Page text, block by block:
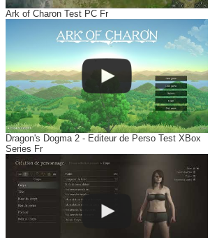
Ark of Charon Test PC Fr
Dragon's Dogma 2 - Editeur de Perso Test XBox
Series Fr